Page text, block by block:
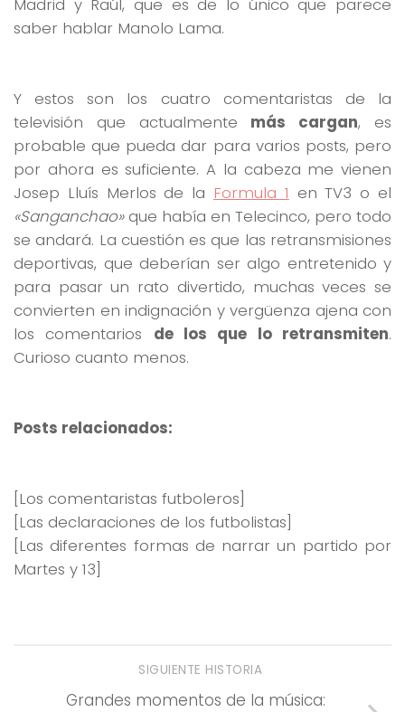
saber hablar Manolo Lama.
Y estos son los cuatro comentaristas de la
televisión que actualmente más cargan, es
probable que pueda dar para varios posts, pero
por ahora es suficiente. A la cabeza me vienen
Josep Lluís Merlos de la Formula 1 en TV3 o el
«Sanganchao»que había en Telecinco, pero todo
se andará. La cuestión es que las retransmisiones
deportivas, que deberían ser algo entretenido y
para pasar un rato divertido, muchas veces se
convierten en indignación y vergüenza ajena con
los comentarios de los que lo retransmiten.
Curioso cuanto menos.
Posts relacionados:
[Los comentaristas futboleros]
[Las declaraciones de los futbolistas]
[Las diferentes formas de narrar un partido por
Martes y 13]
SIGUIENTE HISTORIA
Grandes momentos de la música: